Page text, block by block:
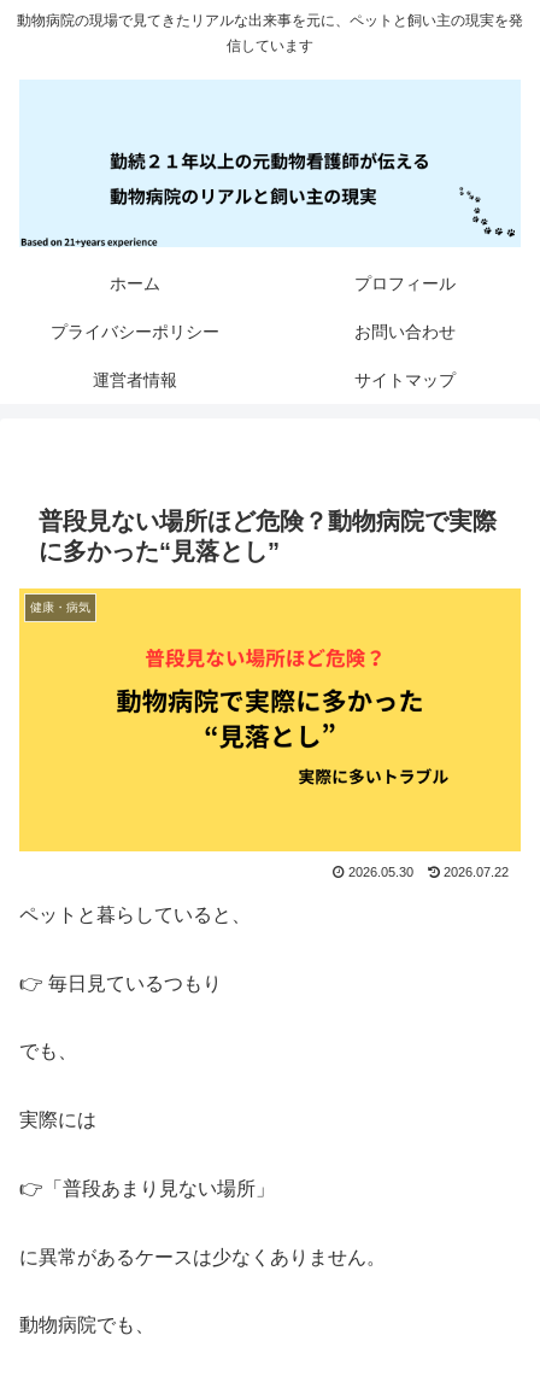
動物病院の現場で見てきたリアルな出来事を元に、ペットと飼い主の現実を発
信しています
ホーム プロフィール
プライバシーポリシー お問い合わせ
運営者情報 サイトマップ
普段見ない場所ほど危険？動物病院で実際
に多かった“見落とし”
健康・病気
2026.05.30 2026.07.22
ペットと暮らしていると、
👉 毎日見ているつもり
でも、
実際には
👉「普段あまり見ない場所」
に異常があるケースは少なくありません。
動物病院でも、